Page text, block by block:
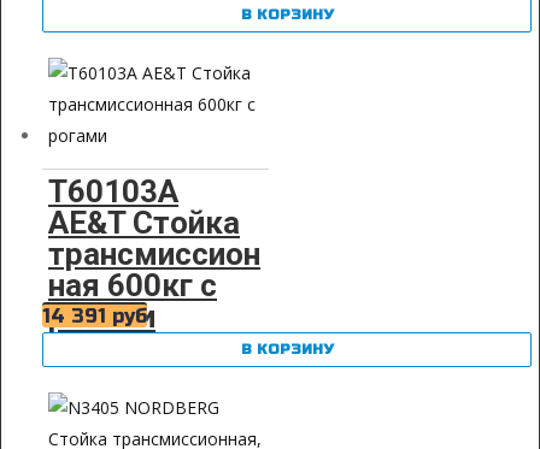
В КОРЗИНУ
T60103A
AE&T Стойка
трансмиссион
ная 600кг с
рогами
14 391 руб
В КОРЗИНУ